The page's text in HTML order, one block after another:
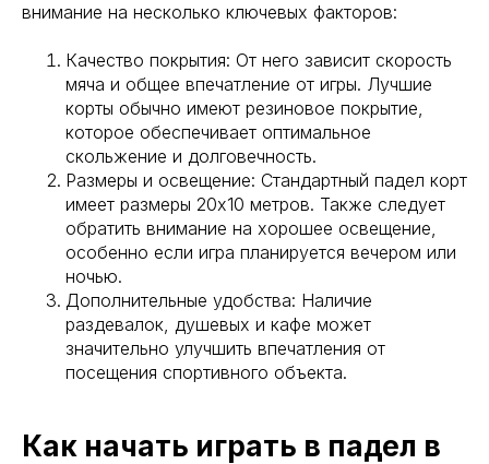
внимание на несколько ключевых факторов:
Качество покрытия: От него зависит скорость
мяча и общее впечатление от игры. Лучшие
корты обычно имеют резиновое покрытие,
которое обеспечивает оптимальное
скольжение и долговечность.
Размеры и освещение: Стандартный падел корт
имеет размеры 20х10 метров. Также следует
обратить внимание на хорошее освещение,
особенно если игра планируется вечером или
ночью.
Дополнительные удобства: Наличие
раздевалок, душевых и кафе может
значительно улучшить впечатления от
посещения спортивного объекта.
Как начать играть в падел в